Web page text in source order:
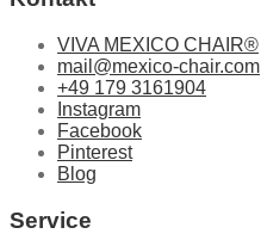
VIVA MEXICO CHAIR®
mail@mexico-chair.com
+49 179 3161904
Instagram
Facebook
Pinterest
Blog
Service